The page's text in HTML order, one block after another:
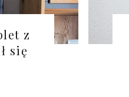
z
się